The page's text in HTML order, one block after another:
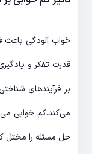
خواب آلودگی
قدرت تفکر و
بر فرآیندهای
می‌کند.کم خوابی
حل مسئله را مختل